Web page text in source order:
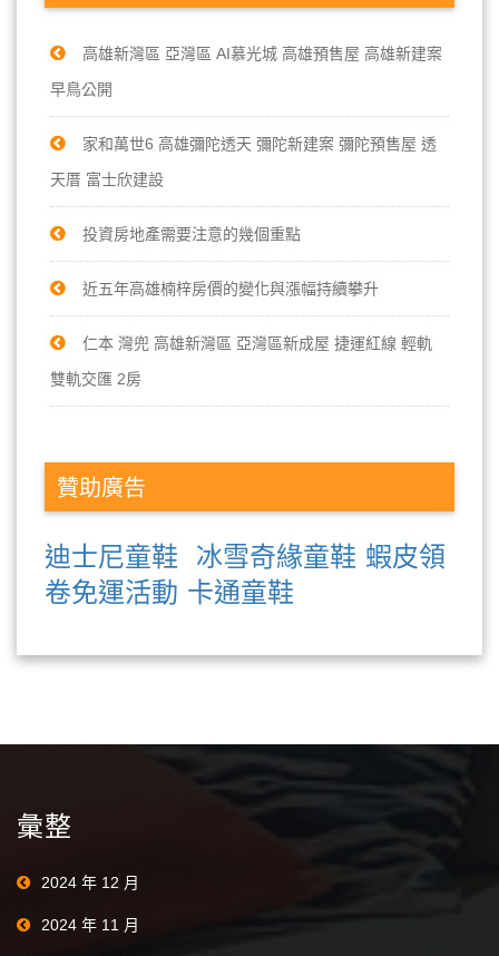
高雄新灣區 亞灣區 AI慕光城 高雄預售屋 高雄新建案
早鳥公開
家和萬世6 高雄彌陀透天 彌陀新建案 彌陀預售屋 透
天厝 富士欣建設
投資房地產需要注意的幾個重點
近五年高雄楠梓房價的變化與漲幅持續攀升
仁本 灣兜 高雄新灣區 亞灣區新成屋 捷運紅線 輕軌
雙軌交匯 2房
贊助廣告
迪士尼童鞋 冰雪奇緣童鞋 蝦皮領
卷免運活動 卡通童鞋
彙整
2024 年 12 月
2024 年 11 月